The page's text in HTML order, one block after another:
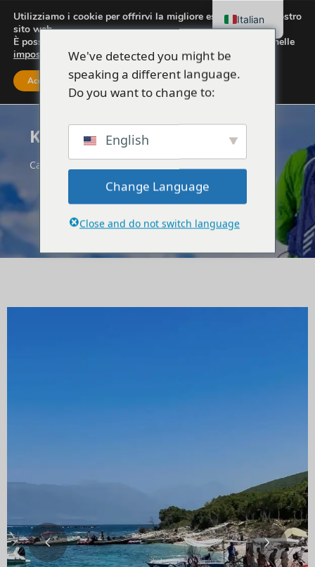
Karaburun
Casa
We've detected you might be
speaking a different language.
Do you want to change to:
English
Change Language
Close and do not switch language
Utilizziamo i cookie per offrirvi la migliore esperienza sul nostro
sito web.
È possibile scoprire quali cookie utilizziamo o disattivarli nelle
impostazioni.
Accettare Impostazioni
Italian